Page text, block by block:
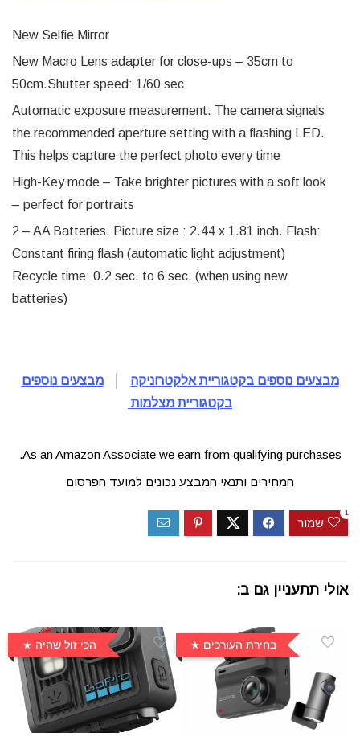
New Selfie Mirror
New Macro Lens adapter for close-ups – 35cm to
50cm.Shutter speed: 1/60 sec
Automatic exposure measurement. The camera signals
the recommended aperture setting with a flashing LED.
This helps capture the perfect photo every time
High-Key mode – Take brighter pictures with a soft look
– perfect for portraits
2 – AA Batteries. Picture size : 2.44 x 1.81 inch. Flash:
Constant firing flash (automatic light adjustment)
Recycle time: 0.2 sec. to 6 sec. (when using new
batteries)
מבצעים נוספים בקטגוריית אלקטרוניקה │מבצעים נוספים
בקטגוריית מצלמות
As an Amazon Associate we earn from qualifying purchases.
המחירים ותנאי המבצע נכונים למועד הפרסום
שמור
1
אולי תתעניין גם ב:
בחירת העורכים הכי זול שהיה